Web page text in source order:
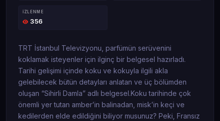
İZLENME
356
TRT İstanbul Televizyonu, parfümün serüvenini
koklamak isteyenler için ilginç bir belgesel hazırladı.
Tarihi gelişimi içinde koku ve kokuyla ilgili akla
gelebilecek bütün detayları anlatan ve üç bölümden
oluşan “Sihirli Damla” adlı belgesel.Koku tarihinde çok
önemli yer tutan amber’in balinadan, misk’in keçi ve
kedilerden elde edildiğini biliyor musunuz? Peki, Fransız